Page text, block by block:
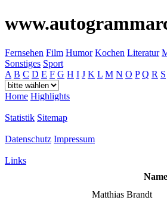
Fernsehen Film Humor Kochen Literatur
Sonstiges Sport
A B C D E F G H I J K L M N O P Q R S
Home Highlights
Statistik Sitemap
Datenschutz Impressum
Links
Name
Matthias Brandt